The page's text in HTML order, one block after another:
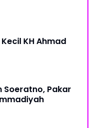
KH Ahmad
Soeratno, Pakar